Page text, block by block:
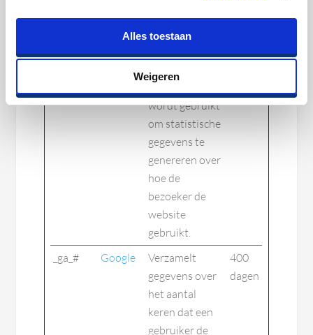
Alles toestaan
Weigeren
AANBIEDERDOEL
uniek ID die
wordt gebruikt
om statistische
gegevens te
genereren over
hoe de
bezoeker de
website
gebruikt.
_ga_# Google
Verzamelt
gegevens over
het aantal
keren dat een
gebruiker de
400
dagen